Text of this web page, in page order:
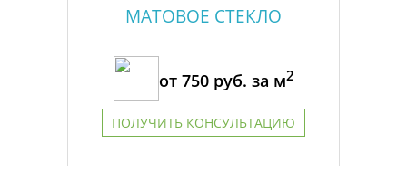
МАТОВОЕ СТЕКЛО
от 750руб. за м2
ПОЛУЧИТЬ КОНСУЛЬТАЦИЮ